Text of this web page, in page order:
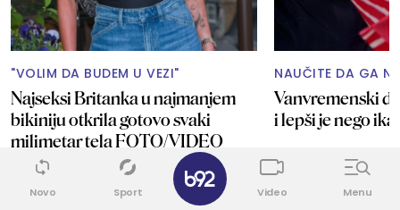
"VOLIM DA BUDEM U VEZI"
Najseksi Britanka u najmanjem
bikiniju otkrila gotovo svaki
milimetar tela FOTO/VIDEO
NAUČITE DA GA
Vanvremenski
i lepši je nego
Novo Sport Video Menu
✕